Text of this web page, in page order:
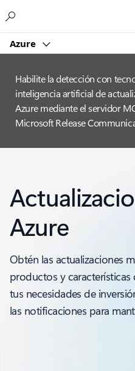
Azure
Habilite la detección con
inteligencia artificial de
Azure mediante el servidor
Microsoft Release
Azure
Obtén las actualizaciones
productos y características
tus necesidades de
las notificaciones para